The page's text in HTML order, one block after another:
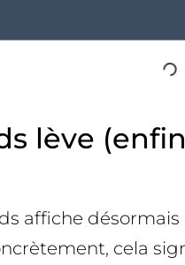
lève
affiche
cela